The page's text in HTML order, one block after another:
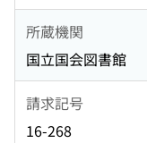
所蔵機関
国立国会図書館
請求記号
16-268